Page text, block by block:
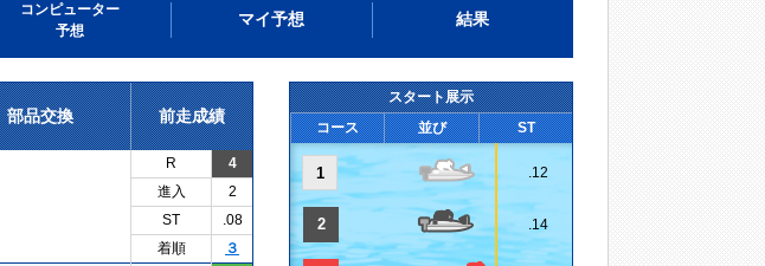
コンピューター
予想
マイ予想 結果
部品交換
前走成績
R
4
進入
2
ST
.08
着順
３
スタート展示
コース
並び ST
1 .12
2 .14